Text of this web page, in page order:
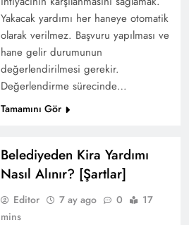
Yakacak yardımı her haneye otomatik
olarak verilmez. Başvuru yapılması ve
hane gelir durumunun
değerlendirilmesi gerekir.
Değerlendirme sürecinde…
Tamamını Gör
Belediyeden Kira Yardımı
Nasıl Alınır? [Şartlar]
Editor 7 ay ago 0
17
mins